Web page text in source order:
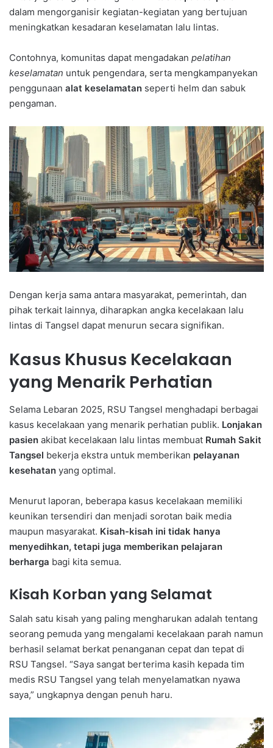
dalam mengorganisir kegiatan-kegiatan yang bertujuan
meningkatkan kesadaran keselamatan lalu lintas.
Contohnya, komunitas dapat mengadakan pelatihan
keselamatan untuk pengendara, serta mengkampanyekan
penggunaan alat keselamatan seperti helm dan sabuk
pengaman.
Dengan kerja sama antara masyarakat, pemerintah, dan
pihak terkait lainnya, diharapkan angka kecelakaan lalu
lintas di Tangsel dapat menurun secara signifikan.
Kasus Khusus Kecelakaan
yang Menarik Perhatian
Selama Lebaran 2025, RSU Tangsel menghadapi berbagai
kasus kecelakaan yang menarik perhatian publik. Lonjakan
pasien akibat kecelakaan lalu lintas membuat Rumah Sakit
Tangsel bekerja ekstra untuk memberikan pelayanan
kesehatan yang optimal.
Menurut laporan, beberapa kasus kecelakaan memiliki
keunikan tersendiri dan menjadi sorotan baik media
maupun masyarakat. Kisah-kisah ini tidak hanya
menyedihkan, tetapi juga memberikan pelajaran
berharga bagi kita semua.
Kisah Korban yang Selamat
Salah satu kisah yang paling mengharukan adalah tentang
seorang pemuda yang mengalami kecelakaan parah namun
berhasil selamat berkat penanganan cepat dan tepat di
RSU Tangsel. “Saya sangat berterima kasih kepada tim
medis RSU Tangsel yang telah menyelamatkan nyawa
saya,” ungkapnya dengan penuh haru.